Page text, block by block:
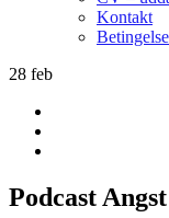
Kontakt
28 feb
Podcast